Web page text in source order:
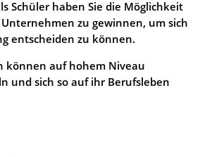
Schüler haben Sie die Möglichkeit
zu gewinnen, um sich
entscheiden zu können.
können auf hohem Niveau
und sich so auf ihr Berufsleben